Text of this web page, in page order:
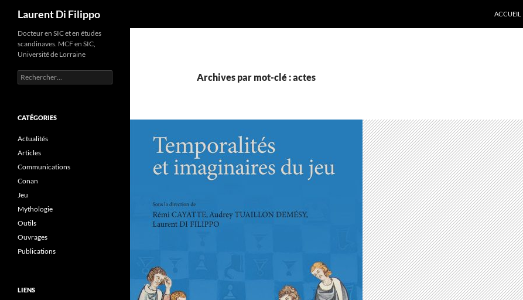
Aller
Laurent Di Filippo ACCUEIL
Archives par mot-clé : actes
Docteur en SIC et en études
scandinaves. MCF en SIC,
Université de Lorraine
Rechercher :
CATÉGORIES
Actualités
Articles
Communications
Conan
Jeu
Mythologie
Outils
Ouvrages
Publications
LIENS